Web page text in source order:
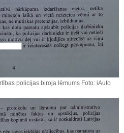
policijas biroja lēmums Foto: iAuto